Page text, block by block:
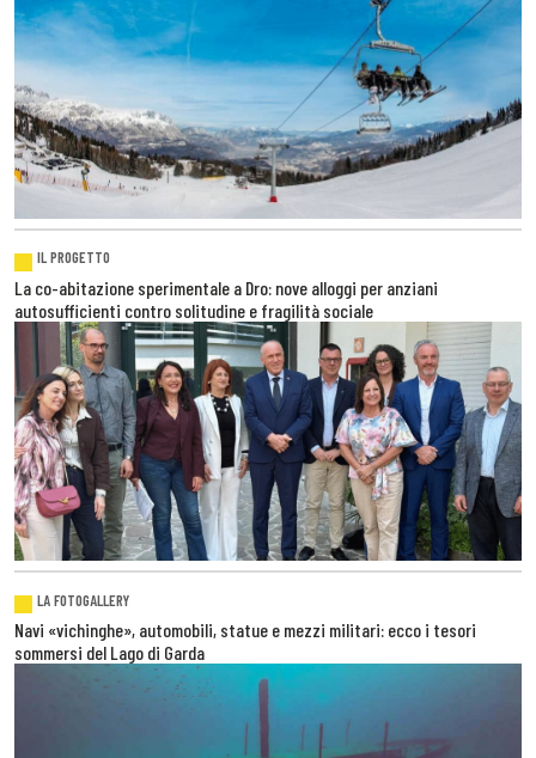
IL PROGETTO
La co-abitazione sperimentale a Dro: nove alloggi per anziani
autosufficienti contro solitudine e fragilità sociale
LA FOTOGALLERY
Navi «vichinghe», automobili, statue e mezzi militari: ecco i tesori
sommersi del Lago di Garda